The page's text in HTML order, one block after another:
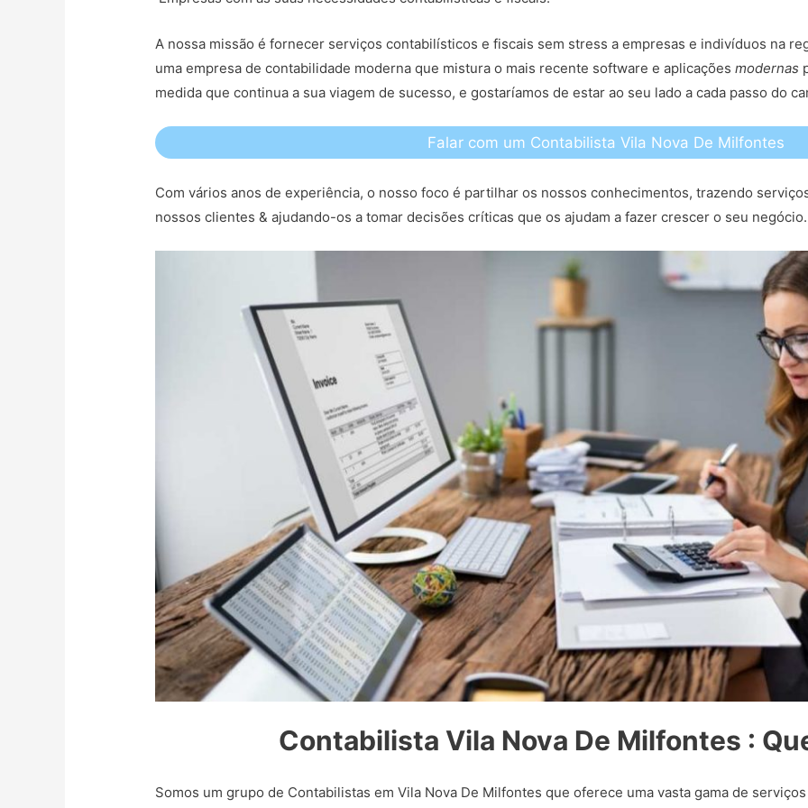
A nossa missão é fornecer serviços contabilísticos e fiscais sem stress a empresas e indivíduos na
uma empresa de contabilidade moderna que mistura o mais recente software e aplicaçõesmodernas
medida que continua a sua viagem de sucesso, e gostaríamos de estar ao seu lado a cada passo do
Falar com um Contabilista Vila Nova De Milfontes
Com vários anos de experiência, o nosso foco é partilhar os nossos conhecimentos, trazendo
nossos clientes & ajudando-os a tomar decisões críticas que os ajudam a fazer crescer o seu negócio.
Contabilista Vila Nova De Milfontes :
Somos um grupo de Contabilistas em Vila Nova De Milfontes que oferece uma vasta gama de